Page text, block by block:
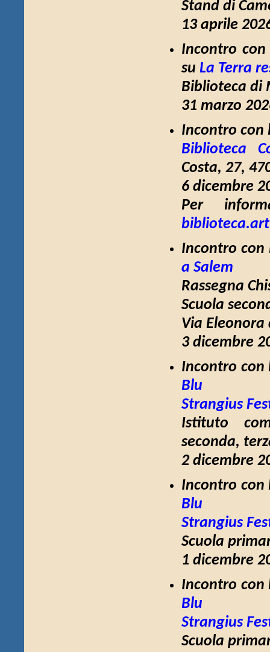
Stand di
13 aprile
Incontro
su La Terra
Biblioteca di
31 marzo
Incontro
Biblioteca
Costa, 27,
6 dicembre
Per
Incontro
a Salem
Rassegna
Scuola
Via Eleonora
3 dicembre
Incontro
Blu
Strangius
Istituto
seconda,
2 dicembre
Incontro
Blu
Strangius
Scuola
1 dicembre
Incontro
Blu
Strangius
Scuola